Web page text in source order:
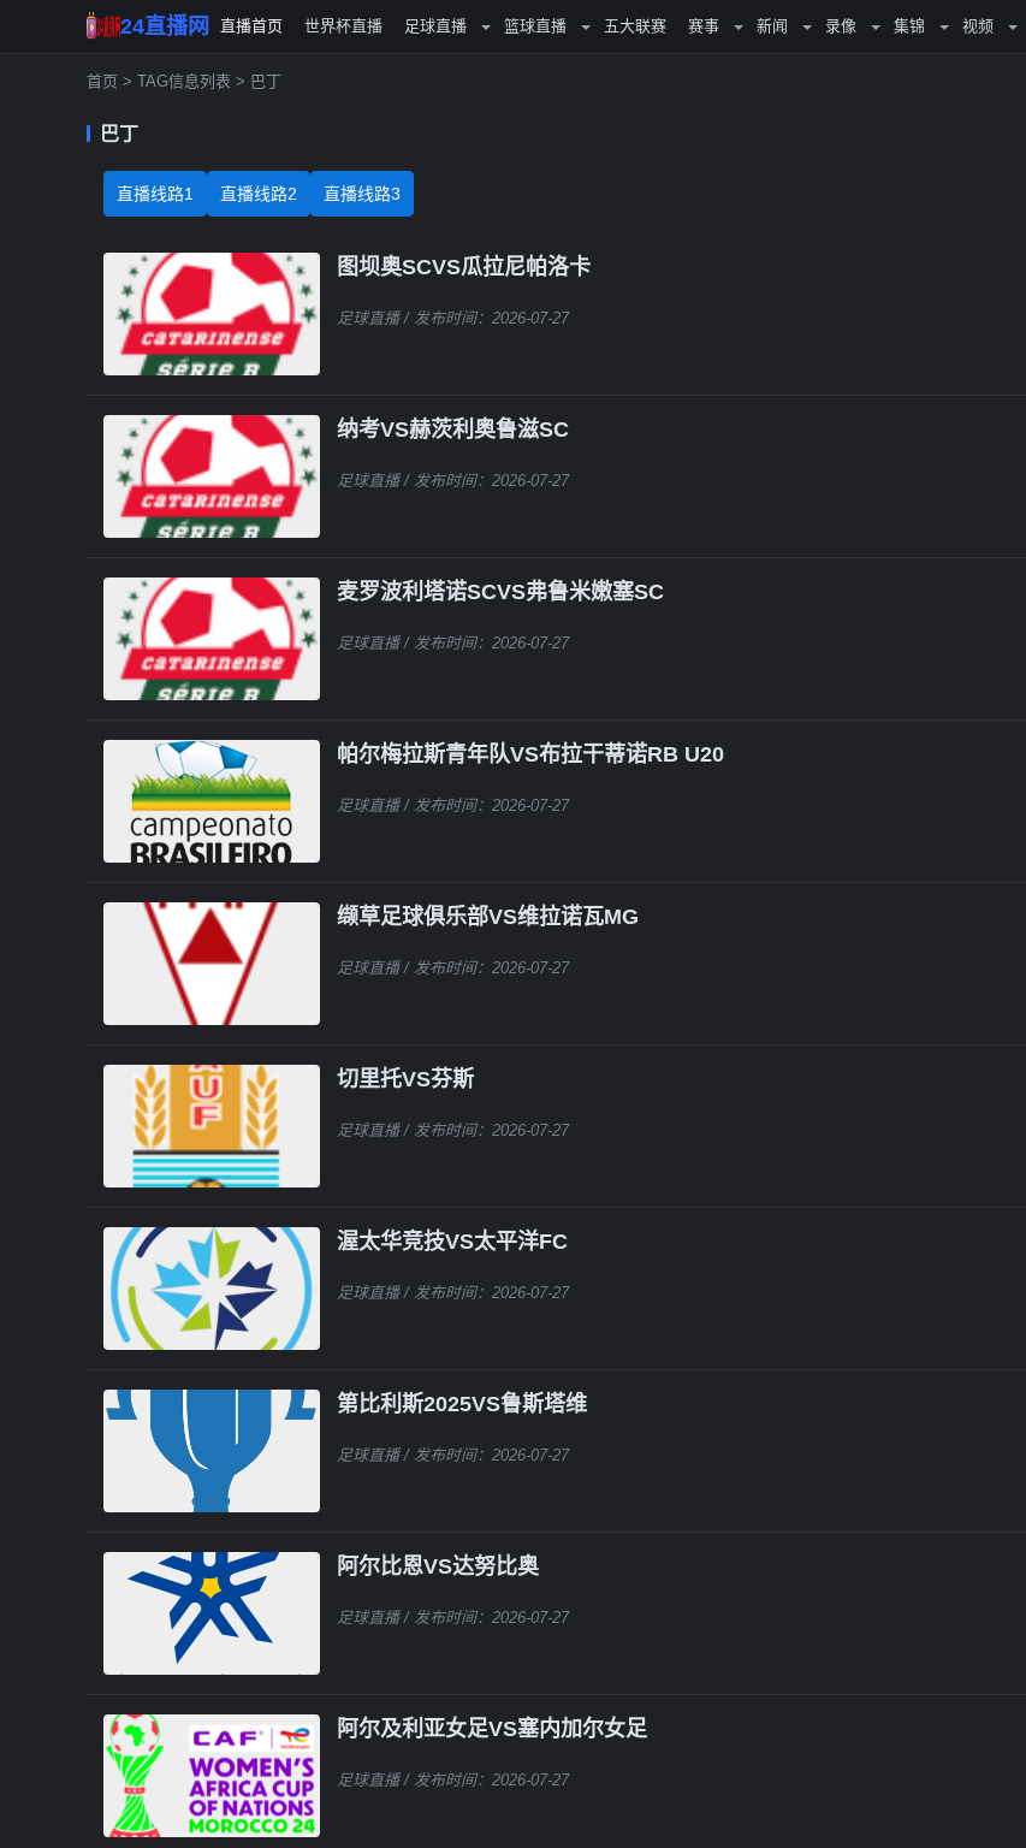
24直播网 直播首页 世界杯直播 足球直播 篮球直播 五大联赛 赛事 新闻 录像 集锦 视频
首页 > TAG信息列表 > 巴丁
巴丁
直播线路1 直播线路2 直播线路3
图坝奥SCVS瓜拉尼帕洛卡
足球直播/ 发布时间：2026-07-27
纳考VS赫茨利奥鲁滋SC
足球直播/ 发布时间：2026-07-27
麦罗波利塔诺SCVS弗鲁米嫩塞SC
足球直播/ 发布时间：2026-07-27
帕尔梅拉斯青年队VS布拉干蒂诺RB U20
足球直播/ 发布时间：2026-07-27
缬草足球俱乐部VS维拉诺瓦MG
足球直播/ 发布时间：2026-07-27
切里托VS芬斯
足球直播/ 发布时间：2026-07-27
渥太华竞技VS太平洋FC
足球直播/ 发布时间：2026-07-27
第比利斯2025VS鲁斯塔维
足球直播/ 发布时间：2026-07-27
阿尔比恩VS达努比奥
足球直播/ 发布时间：2026-07-27
阿尔及利亚女足VS塞内加尔女足
足球直播/ 发布时间：2026-07-27